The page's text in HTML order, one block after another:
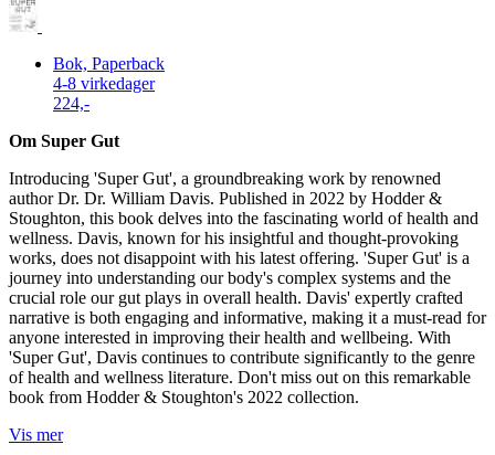
Bok, Paperback
4-8 virkedager
224,-
Om Super Gut
Introducing 'Super Gut', a groundbreaking work by renowned
author Dr. Dr. William Davis. Published in 2022 by Hodder &
Stoughton, this book delves into the fascinating world of health and
wellness. Davis, known for his insightful and thought-provoking
works, does not disappoint with his latest offering. 'Super Gut' is a
journey into understanding our body's complex systems and the
crucial role our gut plays in overall health. Davis' expertly crafted
narrative is both engaging and informative, making it a must-read for
anyone interested in improving their health and wellbeing. With
'Super Gut', Davis continues to contribute significantly to the genre
of health and wellness literature. Don't miss out on this remarkable
book from Hodder & Stoughton's 2022 collection.
Vis mer